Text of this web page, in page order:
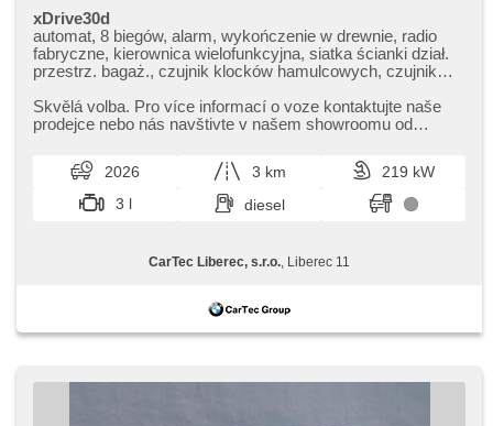
xDrive30d
automat, 8 biegów, alarm, wykończenie w drewnie, radio
fabryczne, kierownica wielofunkcyjna, siatka ścianki dział.
przestrz. bagaż., czujnik klocków hamulcowych, czujnik
tažné zařízení, bezklíčové odemykání, bezklíčové
startování, elektryczna regulacja foteli, odvětrávaná
LED denní svícení, el. domykanie drzwi
Skvělá volba. Pro více informací o voze kontaktujte naše
prodejce nebo nás navštivte v našem showroomu od
2026 3 km
219 kW
3 l
diesel
CarTec Liberec, s.r.o. , Liberec 11